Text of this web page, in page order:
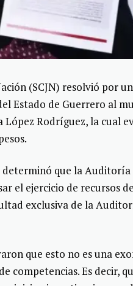
(SCJN) resolvió por
Estado de Guerrero al
Rodríguez, la cual
que la Auditoría
el ejercicio de recursos
exclusiva de la
que esto no es una
competencias. Es decir,